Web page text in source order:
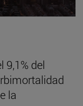
9,1% del
la